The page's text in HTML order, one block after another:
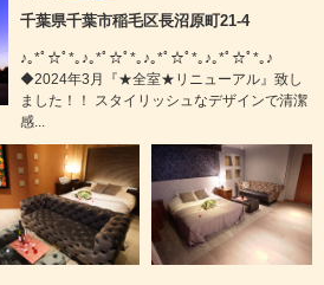
千葉県千葉市稲毛区長沼原町21-4
♪｡*ﾟ☆ﾟ*｡♪｡*ﾟ☆ﾟ*｡♪｡*ﾟ☆ﾟ*｡♪｡*ﾟ☆ﾟ*｡♪
◆2024年3月『★全室★リニューアル』致し
ました！！ スタイリッシュなデザインで清潔
感...